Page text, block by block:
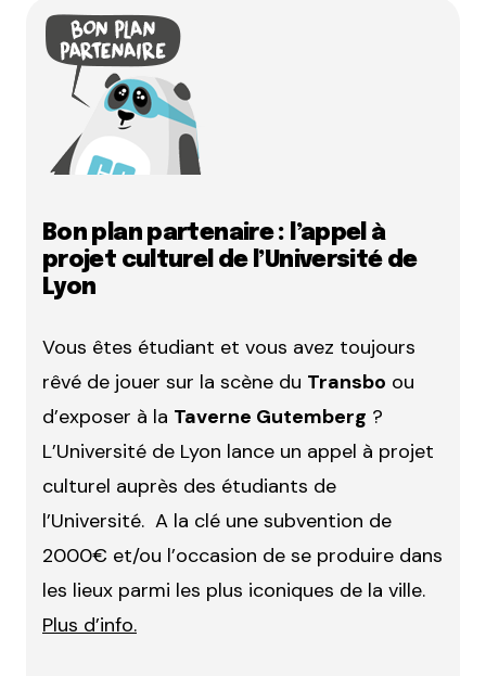
Bon plan partenaire : l’appel à
projet culturel de l’Université de
Lyon
Vous êtes étudiant et vous avez toujours
rêvé de jouer sur la scène du Transbo ou
d’exposer à la Taverne Gutemberg ?
L’Université de Lyon lance un appel à projet
culturel auprès des étudiants de
l’Université. A la clé une subvention de
2000€ et/ou l’occasion de se produire dans
les lieux parmi les plus iconiques de la ville.
Plus d’info.